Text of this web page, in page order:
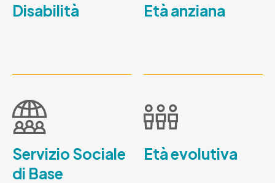
Disabilità Età anziana
Servizio Sociale
di Base
Età evolutiva